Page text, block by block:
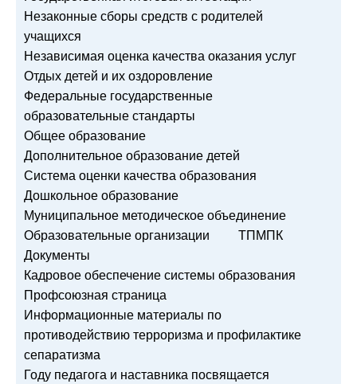
Незаконные сборы средств с родителей
учащихся
Независимая оценка качества оказания услуг
Отдых детей и их оздоровление
Федеральные государственные
образовательные стандарты
Общее образование
Дополнительное образование детей
Система оценки качества образования
Дошкольное образование
Муниципальное методическое объединение
Образовательные организации
ТПМПК
Документы
Кадровое обеспечение системы образования
Профсоюзная страница
Информационные материалы по
противодействию терроризма и профилактике
сепаратизма
Году педагога и наставника посвящается